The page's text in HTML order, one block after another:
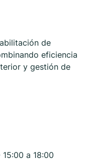
de
eficiencia
y gestión de
a 18:00